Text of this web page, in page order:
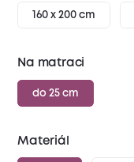
160 x 200 cm
Na matraci
do 25 cm
Materiál